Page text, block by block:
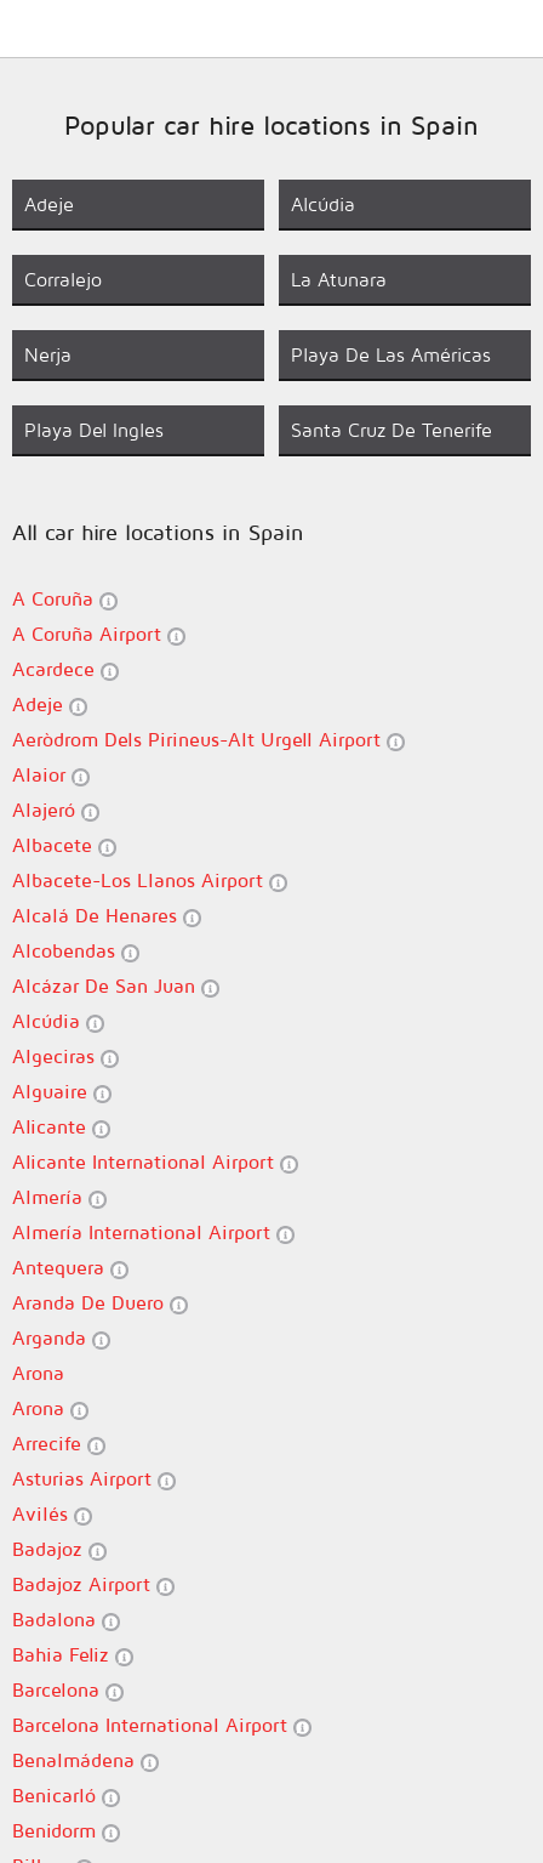
Popular car hire locations in Spain
Adeje Alcúdia
Corralejo La Atunara
Nerja Playa De Las Américas
Playa Del Ingles Santa Cruz De Tenerife
All car hire locations in Spain
A Coruña
A Coruña Airport
Acardece
Adeje
Aeròdrom Dels Pirineus-Alt Urgell Airport
Alaior
Alajeró
Albacete
Albacete-Los Llanos Airport
Alcalá De Henares
Alcobendas
Alcázar De San Juan
Alcúdia
Algeciras
Alguaire
Alicante
Alicante International Airport
Almería
Almería International Airport
Antequera
Aranda De Duero
Arganda
Arona
Arona
Arrecife
Asturias Airport
Avilés
Badajoz
Badajoz Airport
Badalona
Bahia Feliz
Barcelona
Barcelona International Airport
Benalmádena
Benicarló
Benidorm